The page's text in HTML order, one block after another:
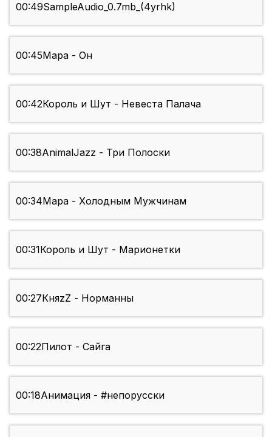
00:49SampleAudio_0.7mb_(4yrhk)
00:45Мара - Он
00:42Король и Шут - Невеста Палача
00:38AnimalJazz - Три Полоски
00:34Мара - Холодным Мужчинам
00:31Король и Шут - Марионетки
00:27КняzZ - Норманны
00:22Пилот - Сайга
00:18Анимация - #непорусски